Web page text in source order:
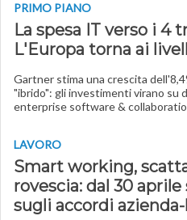
PRIMO PIANO
La spesa IT verso i 4
L'Europa torna ai
Gartner stima una crescita
"ibrido": gli investimenti virano su
enterprise software &
LAVORO
Smart working,
rovescia: dal 30
sugli accordi